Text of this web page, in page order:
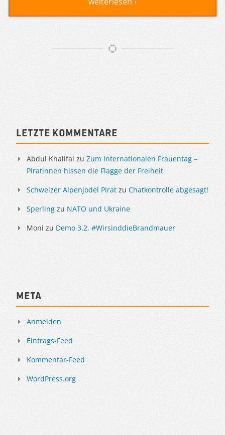
Sidebar
Letzte Kommentare
Abdul Khalifal zu Zum Internationalen Frauentag –
Piratinnen hissen die Flagge der Freiheit
Schweizer Alpenjodel Pirat zu Chatkontrolle abgesagt!
Sperling zu NATO und Ukraine
Moni zu Demo 3.2. #WirsinddieBrandmauer
Meta
Anmelden
Eintrags-Feed
Kommentar-Feed
WordPress.org